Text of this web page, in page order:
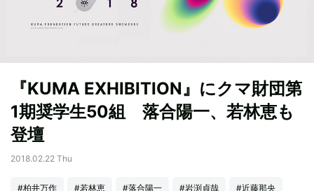
『KUMA EXHIBITION』にクマ財団第
1期奨学生50組 落合陽一、若林恵も
登壇
2018.02.22 Thu
#柏井万作 #若林恵 #落合陽一 #岩渕貞哉 #近藤那央